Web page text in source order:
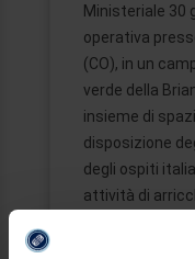
Ministeriale 30
operativa
(CO), in un
verde della
insieme di
disposizione
degli ospiti
attività di